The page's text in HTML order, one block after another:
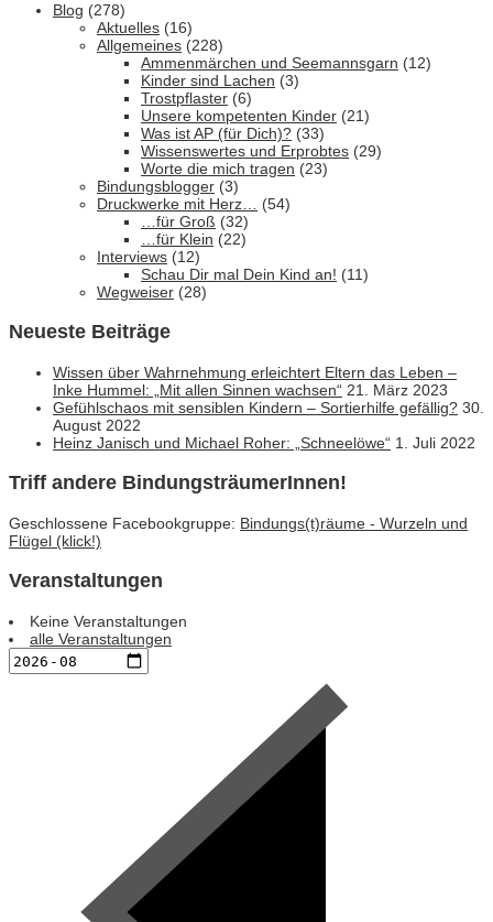
Blog (278)
Aktuelles (16)
Allgemeines (228)
Ammenmärchen und Seemannsgarn (12)
Kinder sind Lachen (3)
Trostpflaster (6)
Unsere kompetenten Kinder (21)
Was ist AP (für Dich)? (33)
Wissenswertes und Erprobtes (29)
Worte die mich tragen (23)
Bindungsblogger (3)
Druckwerke mit Herz…
(54)
…für Groß (32)
…für Klein (22)
Interviews (12)
Schau Dir mal Dein Kind an! (11)
Wegweiser (28)
Neueste Beiträge
Wissen über Wahrnehmung erleichtert Eltern das Leben –
Inke Hummel: „Mit allen Sinnen wachsen“ 21. März 2023
Gefühlschaos mit sensiblen Kindern – Sortierhilfe gefällig? 30.
August 2022
Heinz Janisch und Michael Roher: „Schneelöwe“ 1. Juli 2022
Triff andere BindungsträumerInnen!
Geschlossene Facebookgruppe: Bindungs(t)räume - Wurzeln und
Flügel (klick!)
Veranstaltungen
Keine Veranstaltungen
alle Veranstaltungen